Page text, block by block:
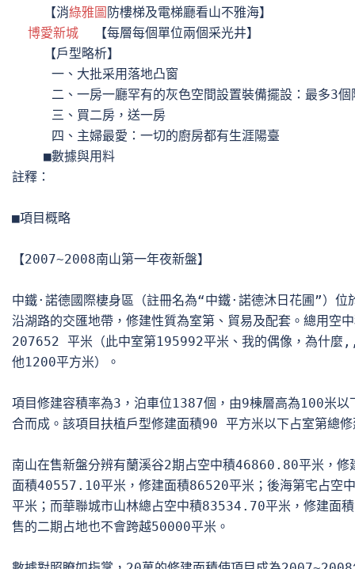
    【消
綠雅圖 防樓梯及電梯廳看山不雅海】
博愛新城
  【每層每個單位兩個采光井】
    【戶型略析】
     一、大批采用落地凸窗
二、一房一廳罕有的灰色空間設置裝備擺設：最多3
     三、買二房，送一房
     四、主婦最愛：一切的廚房都有生涯陽臺
    ■數據與用料
註釋：
■項目概略
【2007~2008南山第一年夜新盤】
中鐵·諾德國際棲身區（註冊名為“中鐵·諾德沐日花圃”）位
沿湖路的交匯地帶，修建性質為室第、貿易及配套。總用
207652 平米（此中室第195992平米、我的偶像，為什
他1200平方米）。
項目修建容積率為3，泊車位1387個，由9棟層高為100米
合而成。該項目扶植戶型修建面積90 平方米以下占室第總修
南山在售新盤分辨有蘭溪谷2期占空中積46860.80平米，
面積40557.10平米，修建面積86520平米；後海第宅占空
平米；而華聯城市山林總占空中積83534.70平米，修建面
售的二期占地也不會跨越50000平米。